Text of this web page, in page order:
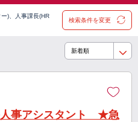
)、人事課長(HR
検索条件を変更
人事アシスタント ★急